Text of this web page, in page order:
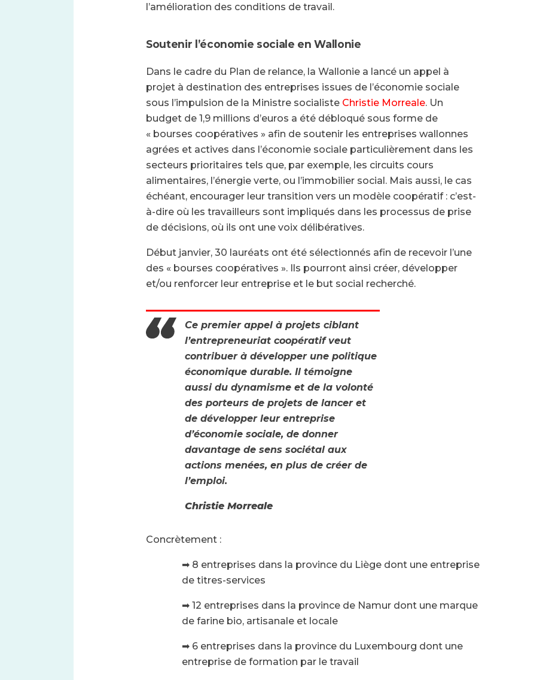
l’amélioration des conditions de travail.
Soutenir l’économie sociale en Wallonie
Dans le cadre du Plan de relance, la Wallonie a lancé un appel à
projet à destination des entreprises issues de l’économie sociale
sous l’impulsion de la Ministre socialiste Christie Morreale. Un
budget de 1,9 millions d’euros a été débloqué sous forme de
« bourses coopératives » afin de soutenir les entreprises wallonnes
agrées et actives dans l’économie sociale particulièrement dans les
secteurs prioritaires tels que, par exemple, les circuits cours
alimentaires, l’énergie verte, ou l’immobilier social. Mais aussi, le cas
échéant, encourager leur transition vers un modèle coopératif : c’est-
à-dire où les travailleurs sont impliqués dans les processus de prise
de décisions, où ils ont une voix délibératives.
Début janvier, 30 lauréats ont été sélectionnés afin de recevoir l’une
des « bourses coopératives ». Ils pourront ainsi créer, développer
et/ou renforcer leur entreprise et le but social recherché.
Ce premier appel à projets ciblant
l’entrepreneuriat coopératif veut
contribuer à développer une politique
économique durable. Il témoigne
aussi du dynamisme et de la volonté
des porteurs de projets de lancer et
de développer leur entreprise
d’économie sociale, de donner
davantage de sens sociétal aux
actions menées, en plus de créer de
l’emploi.
Christie Morreale
Concrètement :
➡ 8 entreprises dans la province du Liège dont une entreprise
de titres-services
➡ 12 entreprises dans la province de Namur dont une marque
de farine bio, artisanale et locale
➡ 6 entreprises dans la province du Luxembourg dont une
entreprise de formation par le travail